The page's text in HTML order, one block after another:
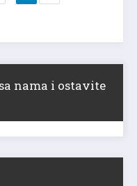
nama i ostavite